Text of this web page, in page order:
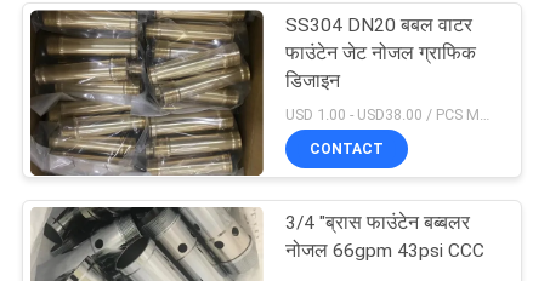
PRIVACY
POLICY
म्यूजिकल फाउंटेन
प्रोजेक्ट
20
SS304 DN20 बबल वाटर
फाउंटेन जेट नोजल ग्राफिक
डिजाइन
CONTACT
3/4 "ब्रास फाउंटेन बब्बलर
नोजल 66gpm 43psi CCC